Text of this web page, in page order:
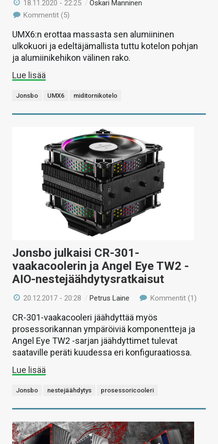
18.11.2020 - 22:25 /Oskari Manninen
Kommentit (5)
UMX6:n erottaa massasta sen alumiininen
ulkokuori ja edeltäjämallista tuttu kotelon pohjan
ja alumiinikehikon välinen rako.
Lue lisää
Jonsbo UMX6 miditornikotelo
Jonsbo julkaisi CR-301-
vaakacoolerin ja Angel Eye TW2 -
AIO-nestejäähdytysratkaisut
20.12.2017 - 20:28 /Petrus Laine Kommentit (1)
CR-301-vaakacooleri jäähdyttää myös
prosessorikannan ympäröiviä komponentteja ja
Angel Eye TW2 -sarjan jäähdyttimet tulevat
saataville peräti kuudessa eri konfiguraatiossa.
Lue lisää
Jonsbo nestejäähdytys prosessoricooleri